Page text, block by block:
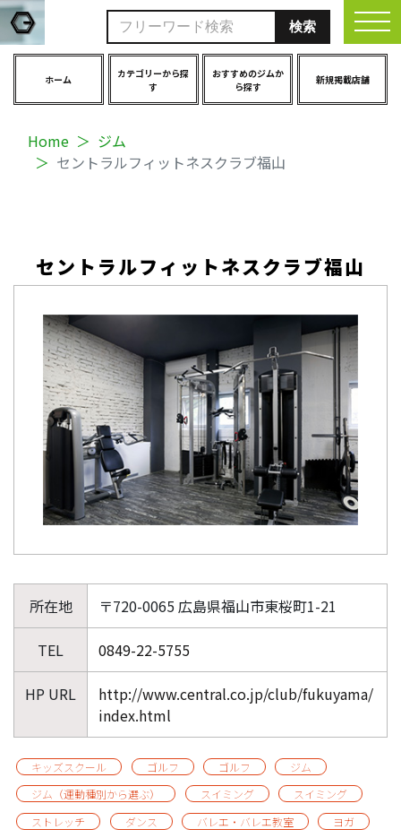
ホーム
カテゴリーから探
す
おすすめのジムか
ら探す
新規掲載店舗
Home
ジム
セントラルフィットネスクラブ福山
セントラルフィットネスクラブ福山
所在地 〒720-0065 広島県福山市東桜町1-21
TEL 0849-22-5755
HP URL
http://www.central.co.jp/club/fukuyama/
index.html
キッズスクール ゴルフ ゴルフ
ジム
ジム（運動種別から選ぶ）
スイミング
スイミング
ストレッチ
ダンス バレエ・バレエ教室
ヨガ